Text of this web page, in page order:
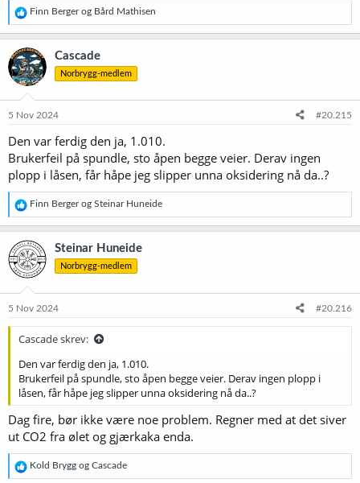
R
e
a
k
s
j
o
e
:
Finn Bergerog Bård Mathisen
Cascade
Norbrygg-medlem
5 Nov 2024 #20.215
Den var ferdig den ja, 1.010.
Brukerfeil på spundle, sto åpen begge veier. Derav ingen
plopp i låsen, får håpe jeg slipper unna oksidering nå da..?
R
e
a
k
s
j
o
e
Finn Bergerog Steinar Huneide
Steinar Huneide
Norbrygg-medlem
5 Nov 2024 #20.216
Cascade skrev:
Den var ferdig den ja, 1.010.
Brukerfeil på spundle, sto åpen begge veier. Derav ingen plopp i
låsen, får håpe jeg slipper unna oksidering nå da..?
Dag fire, bør ikke være noe problem. Regner med at det siver
ut CO2 fra ølet og gjærkaka enda.
R
e
Kold Brygg og Cascade